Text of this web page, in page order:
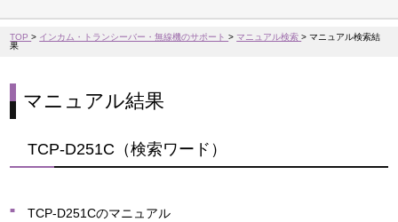
TOP> インカム・トランシーバー・無線機のサポート>マニュアル検索>マニュアル検索結
果
マニュアル結果
TCP-D251C（検索ワード）
TCP-D251Cのマニュアル